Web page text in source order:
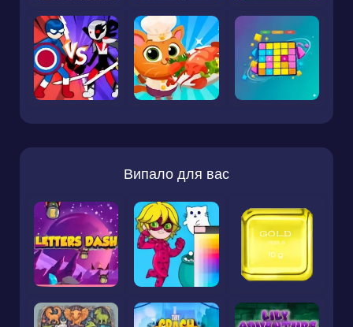
Випало для вас